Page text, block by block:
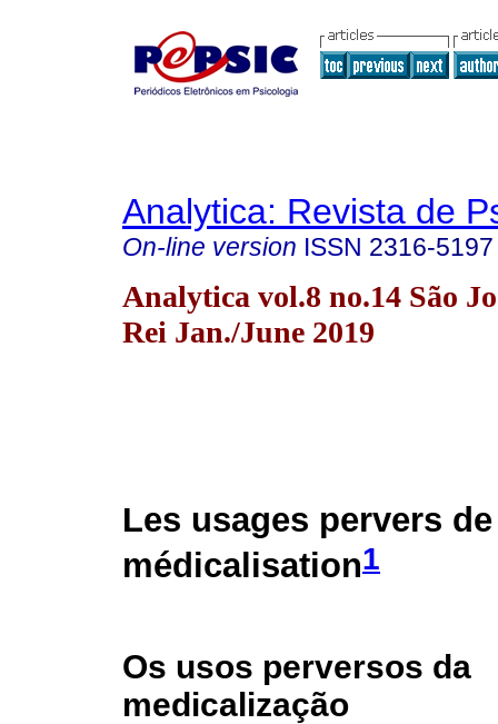
Analytica: Revista de
On-line version ISSN 2316-5197
Analytica vol.8 no.14 São
Rei Jan./June 2019
Les usages pervers
médicalisation1
Os usos perversos da
medicalização